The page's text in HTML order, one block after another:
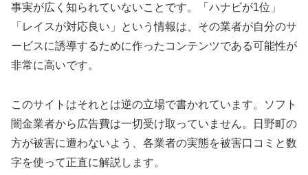
事実が広く知られていないことです。「ハナビが1位」
「レイスが対応良い」という情報は、その業者が自分のサ
ービスに誘導するために作ったコンテンツである可能性が
非常に高いです。
このサイトはそれとは逆の立場で書かれています。ソフト
闇金業者から広告費は一切受け取っていません。日野町の
方が被害に遭わないよう、各業者の実態を被害口コミと数
字を使って正直に解説します。